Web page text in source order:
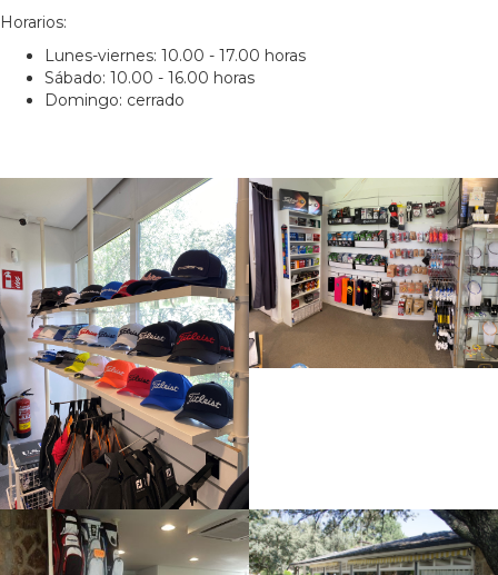
Horarios:
Lunes-viernes: 10.00 - 17.00 horas
Sábado: 10.00 - 16.00 horas
Domingo: cerrado